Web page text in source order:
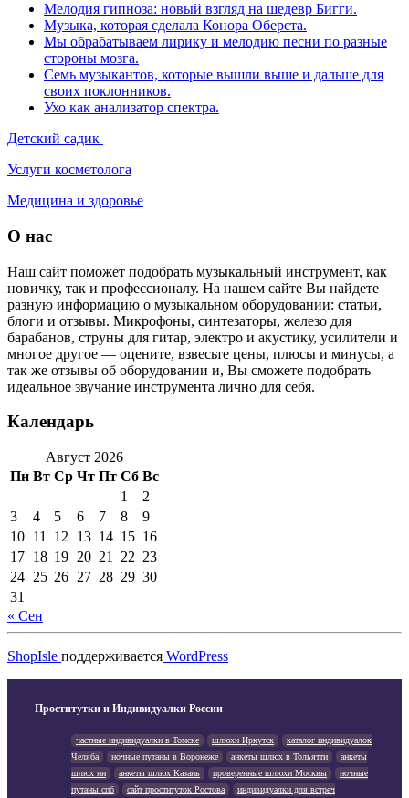
Мелодия гипноза: новый взгляд на шедевр Бигги.
Музыка, которая сделала Конора Оберста.
Мы обрабатываем лирику и мелодию песни по разные
стороны мозга.
Семь музыкантов, которые вышли выше и дальше для
своих поклонников.
Ухо как анализатор спектра.
Детский садик
Услуги косметолога
Медицина и здоровье
О нас
Наш сайт поможет подобрать музыкальный инструмент, как
новичку, так и профессионалу. На нашем сайте Вы найдете
разную информацию о музыкальном оборудовании: статьи,
блоги и отзывы. Микрофоны, синтезаторы, железо для
барабанов, струны для гитар, электро и акустику, усилители и
многое другое — оцените, взвесьте цены, плюсы и минусы, а
так же отзывы об оборудовании и, Вы сможете подобрать
идеальное звучание инструмента лично для себя.
Календарь
Август 2026
Пн Вт Ср Чт Пт Сб Вс
1
2
3
4 5 6 7 8
9
10 11 12 13 14 15 16
17 18 19 20 21 22 23
24 25 26 27 28 29 30
31
« Сен
ShopIsle поддерживается WordPress
Проститутки и Индивидуалки России
частные индивидуалки в Томске шлюхи Иркутск
каталог индивидуалок
Челяба
ночные путаны в Воронеже анкеты шлюх в Тольятти
анкеты
шлюх нн
анкеты шлюх Казань проверенные шлюхи Москвы
ночные
путаны спб
сайт проституток Ростова индивидуалки для встреч